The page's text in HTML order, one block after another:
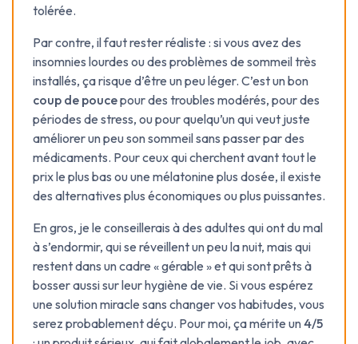
tolérée.
Par contre, il faut rester réaliste : si vous avez des
insomnies lourdes ou des problèmes de sommeil très
installés, ça risque d’être un peu léger. C’est un bon
coup de poucepour des troubles modérés, pour des
périodes de stress, ou pour quelqu’un qui veut juste
améliorer un peu son sommeil sans passer par des
médicaments. Pour ceux qui cherchent avant tout le
prix le plus bas ou une mélatonine plus dosée, il existe
des alternatives plus économiques ou plus puissantes.
En gros, je le conseillerais à des adultes qui ont du mal
à s’endormir, qui se réveillent un peu la nuit, mais qui
restent dans un cadre « gérable » et qui sont prêts à
bosser aussi sur leur hygiène de vie. Si vous espérez
une solution miracle sans changer vos habitudes, vous
serez probablement déçu. Pour moi, ça mérite un4/5